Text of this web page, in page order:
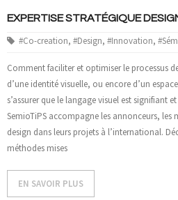
EXPERTISE STRATÉGIQUE
#Co-creation, #Design, #Innovation,
Comment faciliter et optimiser le processus
d’une identité visuelle, ou encore d’un
s’assurer que le langage visuel est signifiant
SemioTiPS accompagne les annonceurs, les
design dans leurs projets à l’international.
méthodes mises
EN SAVOIR PLUS